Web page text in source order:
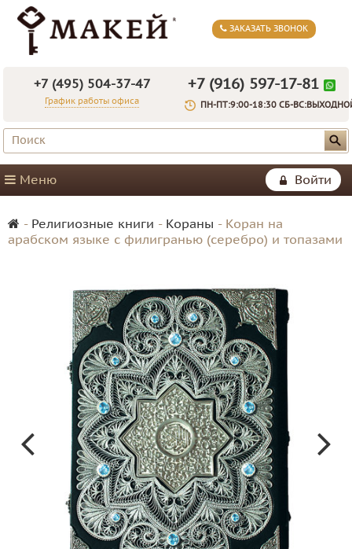
ЗАКАЗАТЬ ЗВОНОК
+7 (495) 504-37-47
График работы офиса
+7 (916) 597-17-81
ПН-ПТ:9:00-18:30 СБ-
Войти
Меню
- Религиозные книги - Кораны - Коран на
арабском языке с филигранью (серебро) и топазами